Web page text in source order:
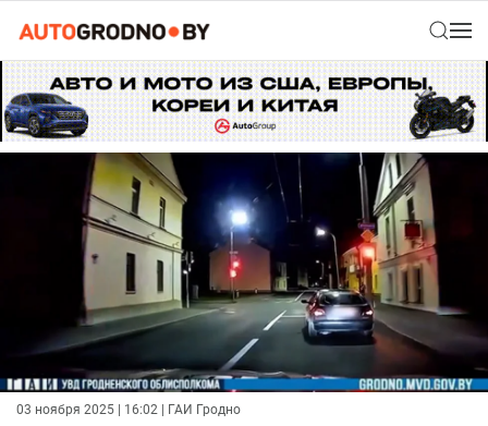
03 ноября 2025 | 16:02 | ГАИ Гродно